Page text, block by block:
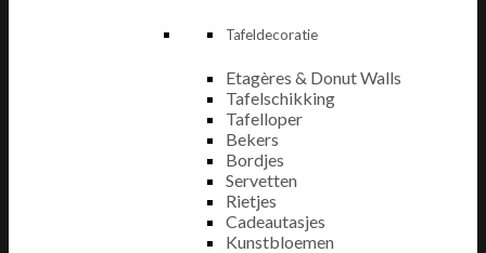
Tafeldecoratie
Etagères & Donut Walls
Tafelschikking
Tafelloper
Bekers
Bordjes
Servetten
Rietjes
Cadeautasjes
Kunstbloemen